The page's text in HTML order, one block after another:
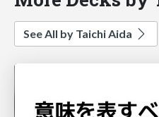
See All by Taichi Aida